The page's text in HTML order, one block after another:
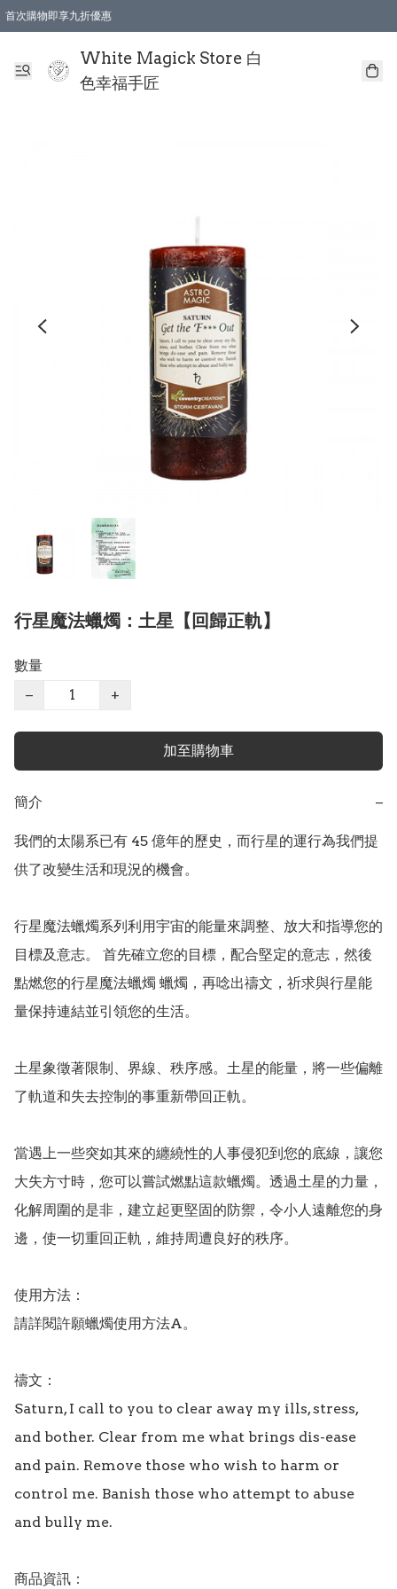
首次購物即享九折優惠
White Magick Store 白
色幸福手匠
行星魔法蠟燭：土星【回歸正軌】
數量
−
+
加至購物車
簡介 −
我們的太陽系已有 45 億年的歷史，而行星的運行為我們提
供了改變生活和現況的機會。
行星魔法蠟燭系列利用宇宙的能量來調整、放大和指導您的
目標及意志。 首先確立您的目標，配合堅定的意志，然後
點燃您的行星魔法蠟燭 蠟燭，再唸出禱文，祈求與行星能
量保持連結並引領您的生活。
土星象徵著限制、界線、秩序感。土星的能量，將一些偏離
了軌道和失去控制的事重新帶回正軌。
當遇上一些突如其來的纏繞性的人事侵犯到您的底線，讓您
大失方寸時，您可以嘗試燃點這款蠟燭。透過土星的力量，
化解周圍的是非，建立起更堅固的防禦，令小人遠離您的身
邊，使一切重回正軌，維持周遭良好的秩序。
使用方法：
請詳閱許願蠟燭使用方法A。
禱文：
Saturn, I call to you to clear away my ills, stress,
and bother. Clear from me what brings dis-ease
and pain. Remove those who wish to harm or
control me. Banish those who attempt to abuse
and bully me.
商品資訊：